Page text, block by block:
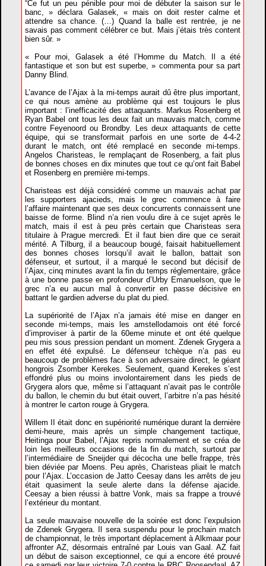
“Ce fut un peu pénible pour moi de débuter la saison sur le
banc, » déclara Galasek, « mais on doit rester calme et
attendre sa chance. (…) Quand la balle est rentrée, je ne
savais pas comment célébrer ce but. Mais j’étais très content
bien sûr. »
« Pour moi, Galasek a été l’Homme du Match. Il a été
fantastique et son but est superbe, » commenta pour sa part
Danny Blind.
L’avance de l’Ajax à la mi-temps aurait dû être plus important,
ce qui nous amène au problème qui est toujours le plus
important : l’inefficacité des attaquants. Markus Rosenberg et
Ryan Babel ont tous les deux fait un mauvais match, comme
contre Feyenoord ou Brondby. Les deux attaquants de cette
équipe, qui se transformait parfois en une sorte de 4-4-2
durant le match, ont été remplacé en seconde mi-temps.
Angelos Charisteas, le remplaçant de Rosenberg, a fait plus
de bonnes choses en dix minutes que tout ce qu’ont fait Babel
et Rosenberg en première mi-temps.
Charisteas est déjà considéré comme un mauvais achat par
les supporters ajacieds, mais le grec commence à faire
l’affaire maintenant que ses deux concurrents connaissent une
baisse de forme. Blind n’a rien voulu dire à ce sujet après le
match, mais il est à peu près certain que Charisteas sera
titulaire à Prague mercredi. Et il faut bien dire que ce serait
mérité. A Tilburg, il a beaucoup bougé, faisait habituellement
des bonnes choses lorsqu’il avait le ballon, battait son
défenseur, et surtout, il a marqué le second but décisif de
l’Ajax, cinq minutes avant la fin du temps réglementaire, grâce
à une bonne passe en profondeur d’Urby Emanuelson, que le
grec n’a eu aucun mal à convertir en passe décisive en
battant le gardien adverse du plat du pied.
La supériorité de l’Ajax n’a jamais été mise en danger en
seconde mi-temps, mais les amstellodamois ont été forcé
d’improviser à partir de la 60eme minute et ont été quelque
peu mis sous pression pendant un moment. Zdenek Grygera a
en effet été expulsé. Le défenseur tchèque n’a pas eu
beaucoup de problèmes face à son adversaire direct, le géant
hongrois Zsomber Kerekes. Seulement, quand Kerekes s’est
effondré plus ou moins involontairement dans les pieds de
Grygera alors que, même si l’attaquant n’avait pas le contrôle
du ballon, le chemin du but était ouvert, l’arbitre n’a pas hésité
à montrer le carton rouge à Grygera.
Willem II était donc en supériorité numérique durant la dernière
demi-heure, mais après un simple changement tactique,
Heitinga pour Babel, l’Ajax repris normalement et se créa de
loin les meilleurs occasions de la fin du match, surtout par
l’intermédiaire de Sneijder qui décocha une belle frappe, très
bien déviée par Moens. Peu après, Charisteas pliait le match
pour l’Ajax. L’occasion de Jatto Ceesay dans les arrêts de jeu
était quasiment la seule alerte dans la défense ajacide.
Ceesay a bien réussi à battre Vonk, mais sa frappe a trouvé
l’extérieur du montant.
La seule mauvaise nouvelle de la soirée est donc l’expulsion
de Zdenek Grygera. Il sera suspendu pour le prochain match
de championnat, le très important déplacement à Alkmaar pour
affronter AZ, désormais entraîné par Louis van Gaal. AZ fait
un début de saison exceptionnel, ce qui a encore été prouvé